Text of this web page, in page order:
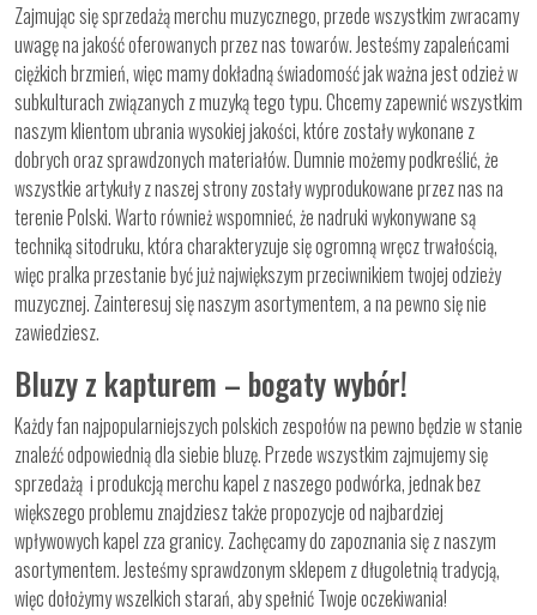
Zajmując się sprzedażą merchu muzycznego, przede wszystkim zwracamy
uwagę na jakość oferowanych przez nas towarów. Jesteśmy zapaleńcami
ciężkich brzmień, więc mamy dokładną świadomość jak ważna jest odzież w
subkulturach związanych z muzyką tego typu. Chcemy zapewnić wszystkim
naszym klientom ubrania wysokiej jakości, które zostały wykonane z
dobrych oraz sprawdzonych materiałów. Dumnie możemy podkreślić, że
wszystkie artykuły z naszej strony zostały wyprodukowane przez nas na
terenie Polski. Warto również wspomnieć, że nadruki wykonywane są
techniką sitodruku, która charakteryzuje się ogromną wręcz trwałością,
więc pralka przestanie być już największym przeciwnikiem twojej odzieży
muzycznej. Zainteresuj się naszym asortymentem, a na pewno się nie
zawiedziesz.
Bluzy z kapturem – bogaty wybór!
Każdy fan najpopularniejszych polskich zespołów na pewno będzie w stanie
znaleźć odpowiednią dla siebie bluzę. Przede wszystkim zajmujemy się
sprzedażą i produkcją merchu kapel z naszego podwórka, jednak bez
większego problemu znajdziesz także propozycje od najbardziej
wpływowych kapel zza granicy. Zachęcamy do zapoznania się z naszym
asortymentem. Jesteśmy sprawdzonym sklepem z długoletnią tradycją,
więc dołożymy wszelkich starań, aby spełnić Twoje oczekiwania!